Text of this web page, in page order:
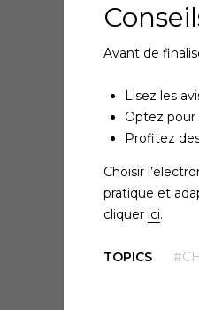
Avant de
Lisez les
Optez pour
Profitez
Choisir
pratique et
cliquer ici.
TOPICS